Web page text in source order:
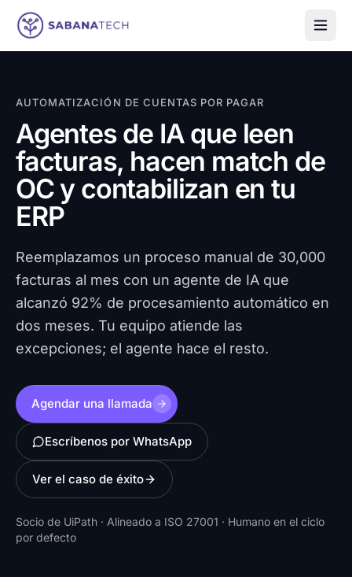
Saltar al contenido
AUTOMATIZACIÓN DE CUENTAS POR PAGAR
Agentes de IA que leen
facturas, hacen match de
OC y contabilizan en tu
ERP
Reemplazamos un proceso manual de 30,000
facturas al mes con un agente de IA que
alcanzó 92% de procesamiento automático en
dos meses. Tu equipo atiende las
excepciones; el agente hace el resto.
Agendar una llamada
Escríbenos por WhatsApp
Ver el caso de éxito
Socio de UiPath · Alineado a ISO 27001 · Humano en el ciclo
por defecto